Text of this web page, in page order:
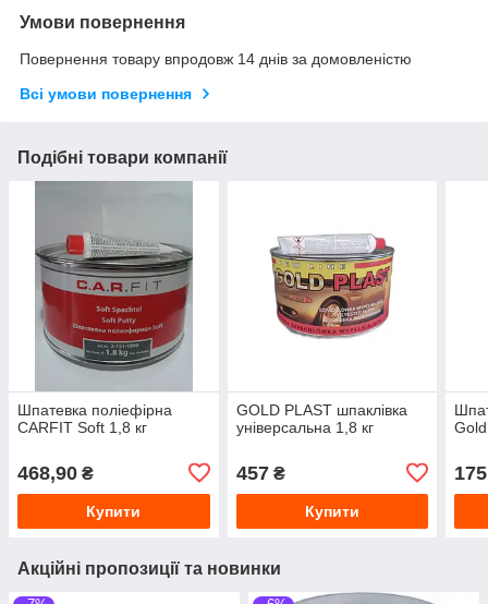
Умови повернення
Повернення товару впродовж 14 днів за домовленістю
Всі умови повернення
Подібні товари компанії
Шпатевка поліефірна
CARFIT Soft 1,8 кг
468,90 ₴
Купити
GOLD PLAST шпаклівка
універсальна 1,8 кг
457₴
Купити
Акційні пропозиції та новинки